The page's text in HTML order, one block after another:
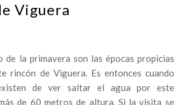
Viguera
la primavera son las épocas propicias
rincón de Viguera. Es entonces cuando
de ver saltar el agua por este
de 60 metros de altura. Si la visita se